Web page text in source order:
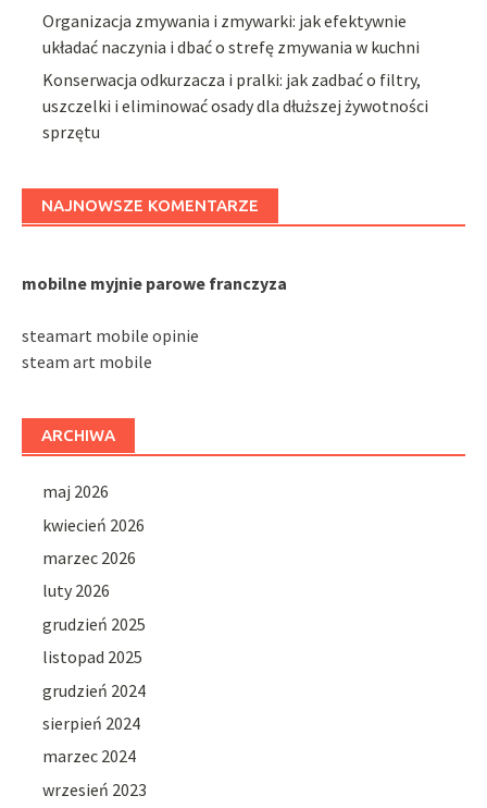
Organizacja zmywania i zmywarki: jak efektywnie
układać naczynia i dbać o strefę zmywania w kuchni
Konserwacja odkurzacza i pralki: jak zadbać o filtry,
uszczelki i eliminować osady dla dłuższej żywotności
sprzętu
NAJNOWSZE KOMENTARZE
mobilne myjnie parowe franczyza
steamart mobile opinie
steam art mobile
ARCHIWA
maj 2026
kwiecień 2026
marzec 2026
luty 2026
grudzień 2025
listopad 2025
grudzień 2024
sierpień 2024
marzec 2024
wrzesień 2023